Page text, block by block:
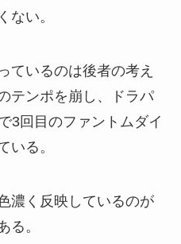
ない。
ているのは後者の考え
テンポを崩し、ドラパ
3回目のファントムダイ
いる。
濃く反映しているのが
る。